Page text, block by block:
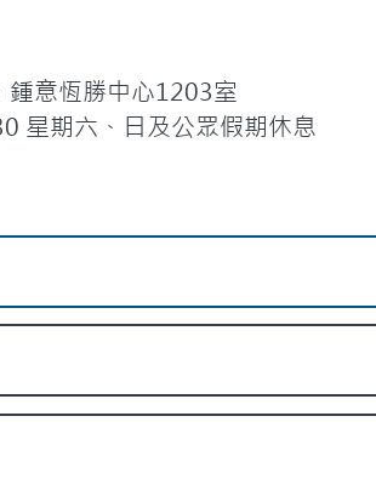
意恆勝中心1203室
星期六、日及公眾假期休息